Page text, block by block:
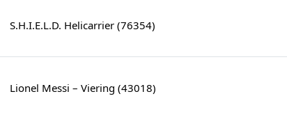
S.H.I.E.L.D. Helicarrier (76354)
Lionel Messi – Viering (43018)